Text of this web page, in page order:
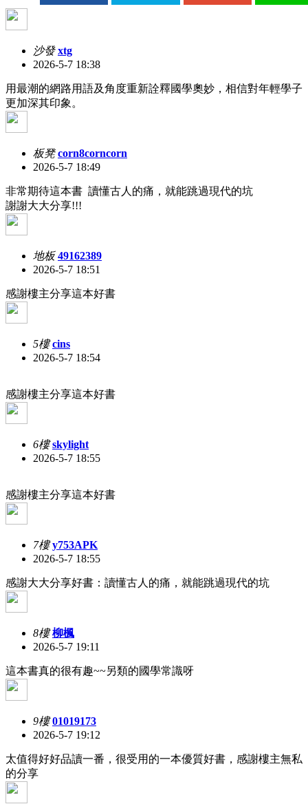
沙發 xtg
2026-5-7 18:38
用最潮的網路用語及角度重新詮釋國學奧妙，相信對年輕學子
更加深其印象。
板凳 corn8corncorn
2026-5-7 18:49
非常期待這本書 讀懂古人的痛，就能跳過現代的坑
謝謝大大分享!!!
地板 49162389
2026-5-7 18:51
感謝樓主分享這本好書
5樓 cins
2026-5-7 18:54
感謝樓主分享這本好書
6樓 skylight
2026-5-7 18:55
感謝樓主分享這本好書
7樓 y753APK
2026-5-7 18:55
感謝大大分享好書：讀懂古人的痛，就能跳過現代的坑
8樓 柳楓
2026-5-7 19:11
這本書真的很有趣~~另類的國學常識呀
9樓 01019173
2026-5-7 19:12
太值得好好品讀一番，很受用的一本優質好書，感謝樓主無私
的分享